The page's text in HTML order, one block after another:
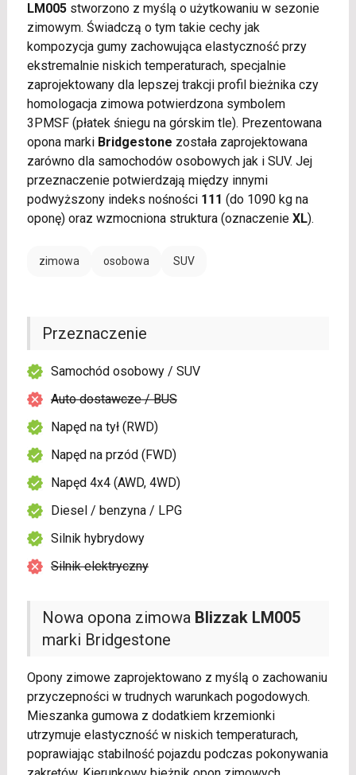
LM005stworzono z myślą o użytkowaniu w sezonie
zimowym. Świadczą o tym takie cechy jak
kompozycja gumy zachowująca elastyczność przy
ekstremalnie niskich temperaturach, specjalnie
zaprojektowany dla lepszej trakcji profil bieżnika czy
homologacja zimowa potwierdzona symbolem
3PMSF (płatek śniegu na górskim tle). Prezentowana
opona marki Bridgestone została zaprojektowana
zarówno dla samochodów osobowych jak i SUV. Jej
przeznaczenie potwierdzają między innymi
podwyższony indeks nośności 111 (do 1090 kg na
oponę) oraz wzmocniona struktura (oznaczenie XL).
zimowa osobowa SUV
Nowa opona zimowa Blizzak LM005
marki Bridgestone
Opony zimowe zaprojektowano z myślą o zachowaniu
przyczepności w trudnych warunkach pogodowych.
Mieszanka gumowa z dodatkiem krzemionki
utrzymuje elastyczność w niskich temperaturach,
poprawiając stabilność pojazdu podczas pokonywania
Przeznaczenie
Samochód osobowy / SUV
Auto dostawcze / BUS
Napęd na tył (RWD)
Napęd na przód (FWD)
Napęd 4x4 (AWD, 4WD)
Diesel / benzyna / LPG
Silnik hybrydowy
Silnik elektryczny